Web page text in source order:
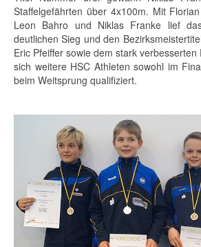
Staffelgefährten über 4x100m. Mit
Leon Bahro und Niklas Franke lief
deutlichen Sieg und den
Eric Pfeiffer sowie dem stark
sich weitere HSC Athleten sowohl im
beim Weitsprung qualifiziert.